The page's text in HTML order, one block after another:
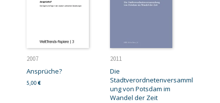
2007
Ansprüche?
5,00 €
2011
Die
Stadtverordnetenversamml
ung von Potsdam im
Wandel der Zeit